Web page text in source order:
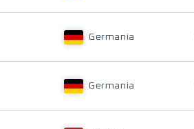
Germania
Germania